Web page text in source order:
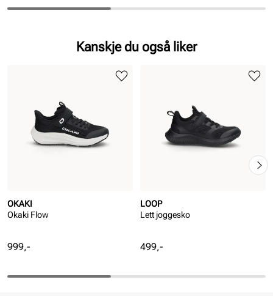
Pris
Pris
Kanskje du også liker
OKAKI
Okaki Flow
Pris
999,-
LOOP
Lett joggesko
Pris
499,-